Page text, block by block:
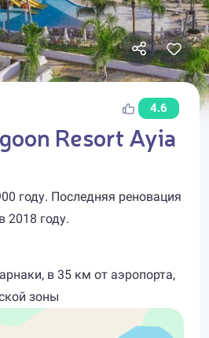
4.6
Resort Ayia
году. Последняя реновация
2018 году.
в 35 км от аэропорта,
зоны